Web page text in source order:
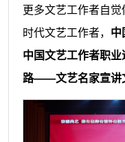
更多文艺工作者自
时代文艺工作者， 中
中国文艺工作者职
路——文艺名家宣讲